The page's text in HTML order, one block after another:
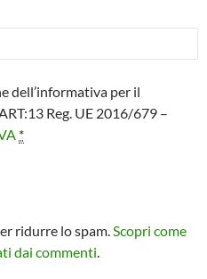
dell’informativa per il
Reg. UE 2016/679 –
*
ridurre lo spam.Scopri come
dai commenti.